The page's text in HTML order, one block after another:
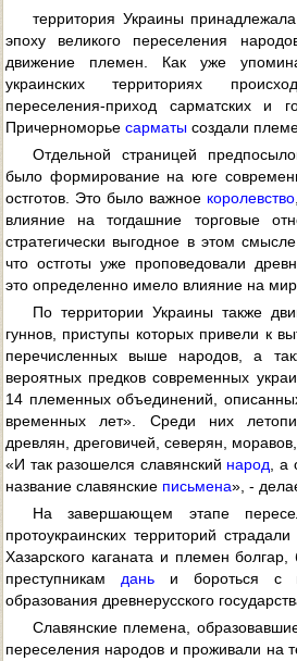
территория Украины
эпоху великого переселения
движение племен. Как уже
украинских территориях
переселения-приход сарматских и
Причерноморье сарматы создали
Отдельной страницей
было формирование на юге
остготов. Это было важное королевство
влияние на тогдашние торговые
стратегически выгодное в этом
что остготы уже проповедовали
это определенно имело влияние на
По территории Украины также
гуннов, приступы которых привели к
перечисленных выше народов, а
вероятных предков современных
14 племенных объединений,
временных лет». Среди них
древлян, дреговичей, северян,
«И так разошелся славянский народ ,
название славянские письмена», -
На завершающем этапе
протоукраинских территорий
Хазарского каганата и племен
преступникам даньи бороться с
образования древнерусского
Славянские племена,
переселения народов и проживали на